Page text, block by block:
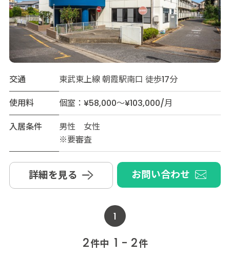
交通
東武東上線 朝霞駅南口 徒歩17分
使用料
個室：¥58,000～¥103,000/月
入居条件
男性 女性
※要審査
詳細を見る お問い合わせ
1
2件中 1 - 2件